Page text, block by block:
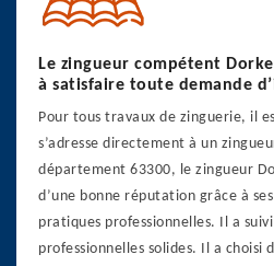
Le zingueur compétent
à satisfaire toute demande
Pour tous travaux de zinguerie, il
s’adresse directement à un
département 63300, le zingueur
d’une bonne réputation grâce à
pratiques professionnelles. Il a
professionnelles solides. Il a choisi